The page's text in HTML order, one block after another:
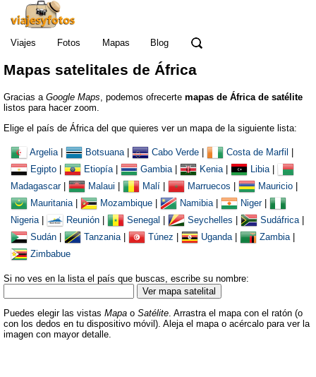
Viajes Fotos Mapas Blog
Mapas satelitales de África
Gracias a Google Maps, podemos ofrecerte mapas de África de satélite
listos para hacer zoom.
Elige el país de África del que quieres ver un mapa de la siguiente lista:
Argelia | Botsuana | Cabo Verde | Costa de Marfil |
Egipto | Etiopía | Gambia | Kenia | Libia |
Madagascar| Malaui | Malí | Marruecos | Mauricio |
Mauritania | Mozambique | Namibia | Niger|
Nigeria | Reunión | Senegal | Seychelles | Sudáfrica |
Sudán | Tanzania | Túnez | Uganda | Zambia |
Zimbabue
Si no ves en la lista el país que buscas, escribe su nombre:
Puedes elegir las vistas Mapa o Satélite . Arrastra el mapa con el ratón (o
con los dedos en tu dispositivo móvil). Aleja el mapa o acércalo para ver la
imagen con mayor detalle.